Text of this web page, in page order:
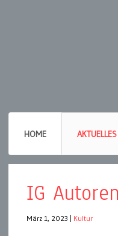
HOME AKTUELLES
IG
März 1, 2023 Kultur